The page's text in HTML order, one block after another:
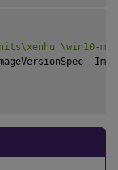
\win10-
-